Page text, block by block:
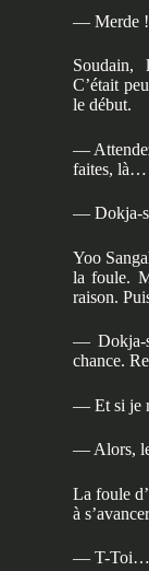
— Merde !
Soudain,
C’était
le début.
—
faites, là…
— Dokja-
Yoo
la foule.
raison.
— Dokja-
chance.
— Et si je
— Alors,
La foule
à
— T-Toi…